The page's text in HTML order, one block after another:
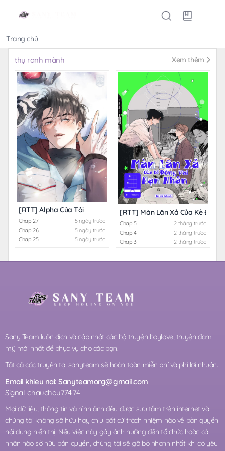
Trang chủ
thụ ranh mãnh Xem thêm
[RTT] Alpha Của Tôi
Chap 27
5 ngày trước
Chap 26
5 ngày trước
Chap 25
5 ngày trước
[RTT] Màn Lăn Xả Của Kẻ Đóng
Chap 5
2 tháng trước
Chap 4
2 tháng trước
Chap 3
2 tháng trước
Sany Team luôn dịch và cập nhật các bộ truyện boylove, truyện đam
mỹ mới nhất để phục vụ cho các bạn.
Tất cả các truyện tại sanyteam sẽ hoàn toàn miễn phí và phi lợi nhuận.
Email khieu nai:Sanyteamorg@gmail.com
Signal: chauchau774.74
Mọi dữ liệu, thông tin và hình ảnh đều được sưu tầm trên internet và
chúng tôi không sỡ hữu hay chịu bất cứ trách nhiệm nào về bản quyền
nội dung hiển thị. Nếu việc này gây ảnh hưởng đến tổ chức hoặc cá
nhân nào sở hữu bản quyền, chúng tôi sẽ gỡ bỏ nhanh nhất khi có yêu